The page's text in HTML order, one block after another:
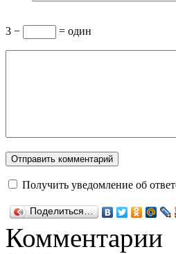
3 − = один
Получить уведомление об
Поделиться…
Комментарии